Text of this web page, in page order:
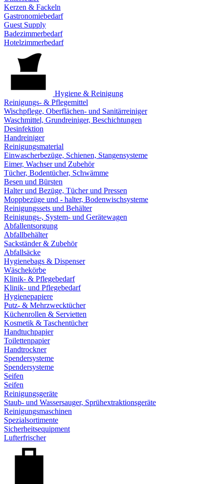
Kerzen & Fackeln
Gastronomiebedarf
Guest Supply
Badezimmerbedarf
Hotelzimmerbedarf
Hygiene & Reinigung
Reinigungs- & Pflegemittel
Wischpflege, Oberflächen- und Sanitärreiniger
Waschmittel, Grundreiniger, Beschichtungen
Desinfektion
Handreiniger
Reinigungsmaterial
Einwascherbezüge, Schienen, Stangensysteme
Eimer, Wachser und Zubehör
Tücher, Bodentücher, Schwämme
Besen und Bürsten
Halter und Bezüge, Tücher und Pressen
Moppbezüge und - halter, Bodenwischsysteme
Reinigungssets und Behälter
Reinigungs-, System- und Gerätewagen
Abfallentsorgung
Abfallbehälter
Sackständer & Zubehör
Abfallsäcke
Hygienebags & Dispenser
Wäschekörbe
Klinik- & Pflegebedarf
Klinik- und Pflegebedarf
Hygienepapiere
Putz- & Mehrzwecktücher
Küchenrollen & Servietten
Kosmetik & Taschentücher
Handtuchpapier
Toilettenpapier
Handtrockner
Spendersysteme
Spendersysteme
Seifen
Seifen
Reinigungsgeräte
Staub- und Wassersauger, Sprühextraktionsgeräte
Reinigungsmaschinen
Spezialsortimente
Sicherheitsequipment
Lufterfrischer